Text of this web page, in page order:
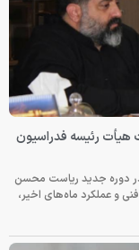
رئیسه فدراسیون
دوره جدید ریاست محسن
و عملکرد ماه‌های اخیر،